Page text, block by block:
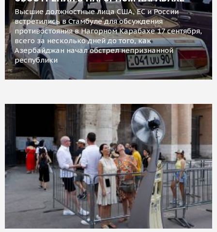
Высшие должностные лица США, ЕС и России
встретились в Стамбуле для обсуждения
противостояния в Нагорном Карабахе 17 сентября,
всего за несколько дней до того, как
Азербайджан начал обстрел непризнанной
республики